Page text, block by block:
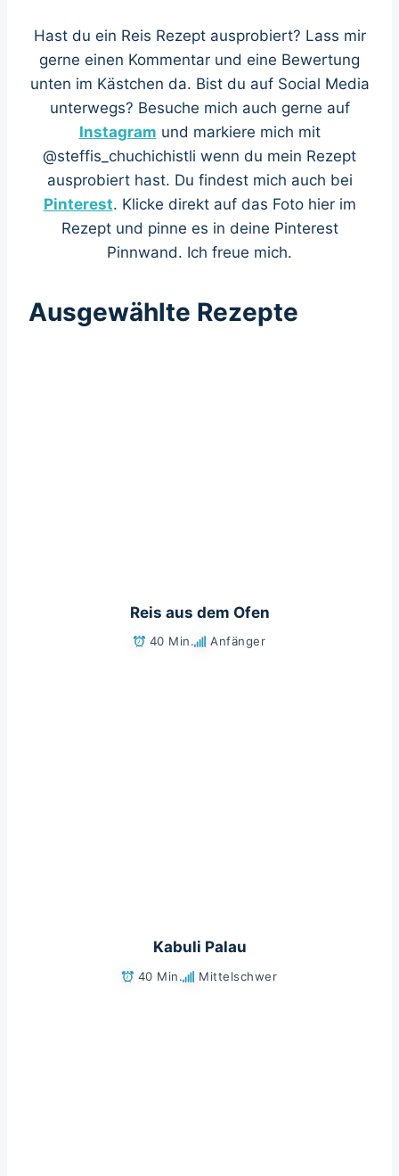
Hast du ein Reis Rezept ausprobiert? Lass mir
gerne einen Kommentar und eine Bewertung
unten im Kästchen da. Bist du auf Social Media
unterwegs? Besuche mich auch gerne auf
Instagram und markiere mich mit
@steffis_chuchichistli wenn du mein Rezept
ausprobiert hast. Du findest mich auch bei
Pinterest. Klicke direkt auf das Foto hier im
Rezept und pinne es in deine Pinterest
Pinnwand. Ich freue mich.
Ausgewählte Rezepte
Reis aus dem Ofen
40 Min. Anfänger
Kabuli Palau
40 Min. Mittelschwer